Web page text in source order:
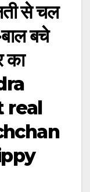
से चल
बचे
का
real